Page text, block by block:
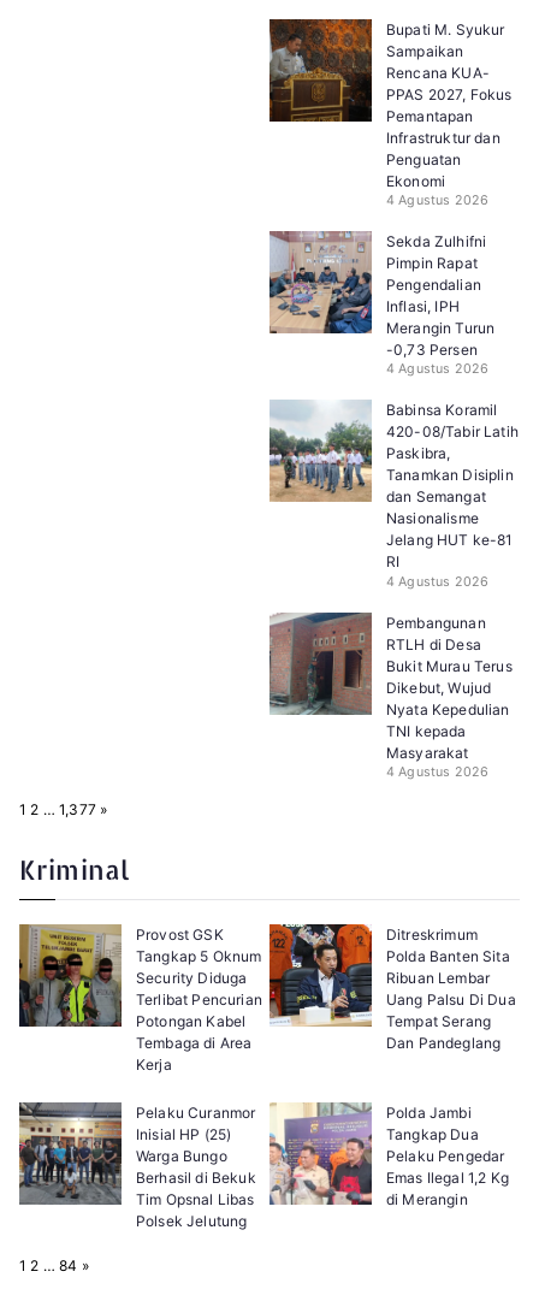
Bupati M. Syukur
Sampaikan
Rencana KUA-
PPAS 2027, Fokus
Pemantapan
Infrastruktur dan
Penguatan
Ekonomi
4 Agustus 2026
Sekda Zulhifni
Pimpin Rapat
Pengendalian
Inflasi, IPH
Merangin Turun
-0,73 Persen
4 Agustus 2026
Babinsa Koramil
420-08/Tabir Latih
Paskibra,
Tanamkan Disiplin
dan Semangat
Nasionalisme
Jelang HUT ke-81
RI
4 Agustus 2026
Pembangunan
RTLH di Desa
Bukit Murau Terus
Dikebut, Wujud
Nyata Kepedulian
TNI kepada
Masyarakat
4 Agustus 2026
P
:
1 2 … 1,377 N
»
Kriminal
Provost GSK
Tangkap 5 Oknum
Security Diduga
Terlibat Pencurian
Potongan Kabel
Tembaga di Area
Kerja
Ditreskrimum
Polda Banten Sita
Ribuan Lembar
Uang Palsu Di Dua
Tempat Serang
Dan Pandeglang
Pelaku Curanmor
Inisial HP (25)
Warga Bungo
Berhasil di Bekuk
Tim Opsnal Libas
Polsek Jelutung
Polda Jambi
Tangkap Dua
Pelaku Pengedar
Emas Ilegal 1,2 Kg
di Merangin
P1 2 … 84 N
»